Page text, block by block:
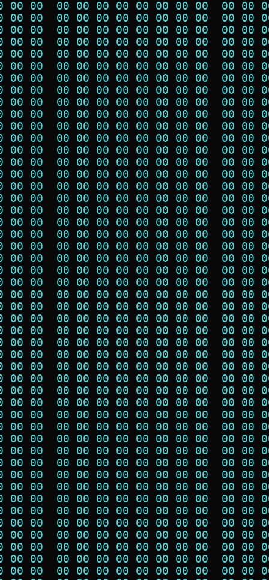
00 00  00 00 00 00 00 00 00 00  00
00 00  00 00 00 00 00 00 00 00  00
00 00  00 00 00 00 00 00 00 00  00
00 00  00 00 00 00 00 00 00 00  00
00 00  00 00 00 00 00 00 00 00  00
00 00  00 00 00 00 00 00 00 00  00
00 00  00 00 00 00 00 00 00 00  00
00 00  00 00 00 00 00 00 00 00  00
00 00  00 00 00 00 00 00 00 00  00
00 00  00 00 00 00 00 00 00 00  00
00 00  00 00 00 00 00 00 00 00  00
00 00  00 00 00 00 00 00 00 00  00
00 00  00 00 00 00 00 00 00 00  00
00 00  00 00 00 00 00 00 00 00  00
00 00  00 00 00 00 00 00 00 00  00
00 00  00 00 00 00 00 00 00 00  00
00 00  00 00 00 00 00 00 00 00  00
00 00  00 00 00 00 00 00 00 00  00
00 00  00 00 00 00 00 00 00 00  00
00 00  00 00 00 00 00 00 00 00  00
00 00  00 00 00 00 00 00 00 00  00
00 00  00 00 00 00 00 00 00 00  00
00 00  00 00 00 00 00 00 00 00  00
00 00  00 00 00 00 00 00 00 00  00
00 00  00 00 00 00 00 00 00 00  00
00 00  00 00 00 00 00 00 00 00  00
00 00  00 00 00 00 00 00 00 00  00
00 00  00 00 00 00 00 00 00 00  00
00 00  00 00 00 00 00 00 00 00  00
00 00  00 00 00 00 00 00 00 00  00
00 00  00 00 00 00 00 00 00 00  00
00 00  00 00 00 00 00 00 00 00  00
00 00  00 00 00 00 00 00 00 00  00
00 00  00 00 00 00 00 00 00 00  00
00 00  00 00 00 00 00 00 00 00  00
00 00  00 00 00 00 00 00 00 00  00
00 00  00 00 00 00 00 00 00 00  00
00 00  00 00 00 00 00 00 00 00  00
00 00  00 00 00 00 00 00 00 00  00
00 00  00 00 00 00 00 00 00 00  00
00 00  00 00 00 00 00 00 00 00  00
00 00  00 00 00 00 00 00 00 00  00
00 00  00 00 00 00 00 00 00 00  00
00 00  00 00 00 00 00 00 00 00  00
00 00  00 00 00 00 00 00 00 00  00
00 00  00 00 00 00 00 00 00 00  00
00 00  00 00 00 00 00 00 00 00  00
00 00  00 00 00 00 00 00 00 00  00